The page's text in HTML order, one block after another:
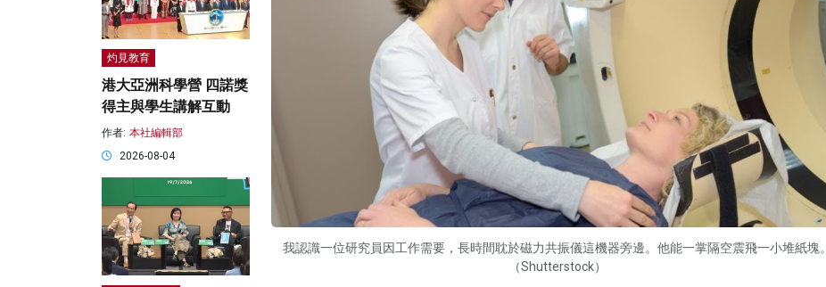
我認識一位研究員因工作需要，長時間耽於磁力共振儀這機器旁邊。他能一掌隔空震飛一小堆紙塊。
（Shutterstock）
灼見教育
港大亞洲科學營 四諾獎
得主與學生講解互動
作者: 本社編輯部
2026-08-04